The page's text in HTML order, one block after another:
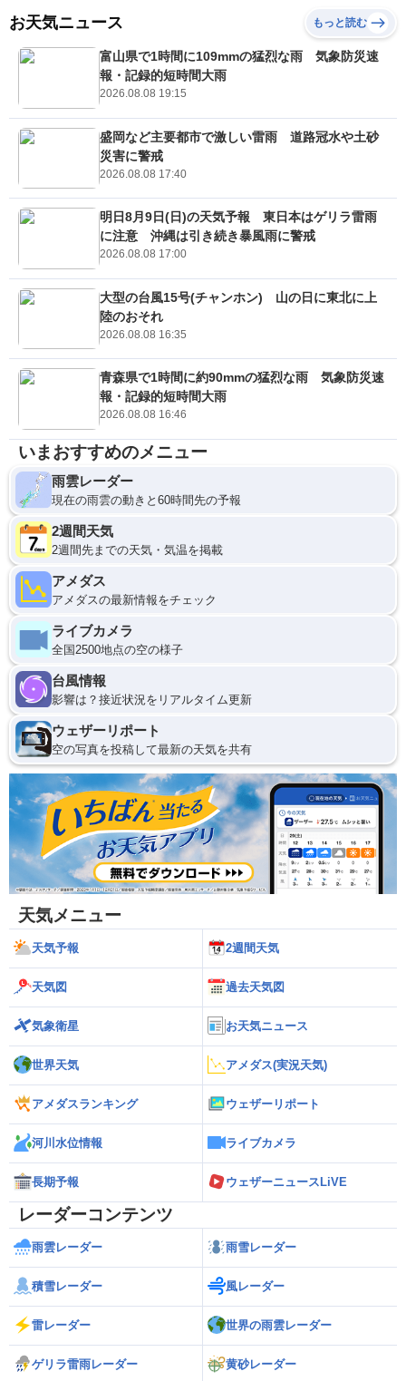
お天気ニュース もっと読む
富山県で1時間に109mmの猛烈な雨 気象防災速
報・記録的短時間大雨
2026.08.08 19:15
盛岡など主要都市で激しい雷雨 道路冠水や土砂
災害に警戒
2026.08.08 17:40
明日8月9日(日)の天気予報 東日本はゲリラ雷雨
に注意 沖縄は引き続き暴風雨に警戒
2026.08.08 17:00
大型の台風15号(チャンホン) 山の日に東北に上
陸のおそれ
2026.08.08 16:35
青森県で1時間に約90mmの猛烈な雨 気象防災速
報・記録的短時間大雨
2026.08.08 16:46
いまおすすめのメニュー
雨雲レーダー
現在の雨雲の動きと60時間先の予報
2週間天気
2週間先までの天気・気温を掲載
アメダス
アメダスの最新情報をチェック
ライブカメラ
全国2500地点の空の様子
台風情報
影響は？接近状況をリアルタイム更新
ウェザーリポート
空の写真を投稿して最新の天気を共有
天気メニュー
天気予報 2週間天気
天気図 過去天気図
気象衛星 お天気ニュース
世界天気 アメダス(実況天気)
アメダスランキング ウェザーリポート
河川水位情報 ライブカメラ
長期予報 ウェザーニュースLiVE
レーダーコンテンツ
雨雲レーダー 雨雪レーダー
積雪レーダー 風レーダー
雷レーダー 世界の雨雲レーダー
ゲリラ雷雨レーダー 黄砂レーダー